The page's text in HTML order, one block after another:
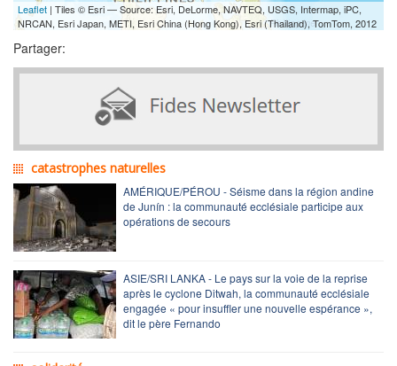
Leaflet | Tiles © Esri — Source: Esri, DeLorme, NAVTEQ, USGS, Intermap, iPC,
NRCAN, Esri Japan, METI, Esri China (Hong Kong), Esri (Thailand), TomTom, 2012
Partager:
catastrophes naturelles
AMÉRIQUE/PÉROU - Séisme dans la région andine
de Junín : la communauté ecclésiale participe aux
opérations de secours
ASIE/SRI LANKA - Le pays sur la voie de la reprise
après le cyclone Ditwah, la communauté ecclésiale
engagée « pour insuffler une nouvelle espérance »,
dit le père Fernando